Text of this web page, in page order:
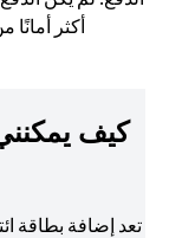
أكثر
كيف
تعد إضافة بطاقة